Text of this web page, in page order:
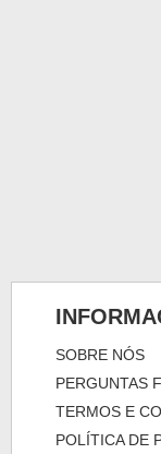
SOBRE NÓS
PERGUNTAS
TERMOS E
POLÍTICA DE